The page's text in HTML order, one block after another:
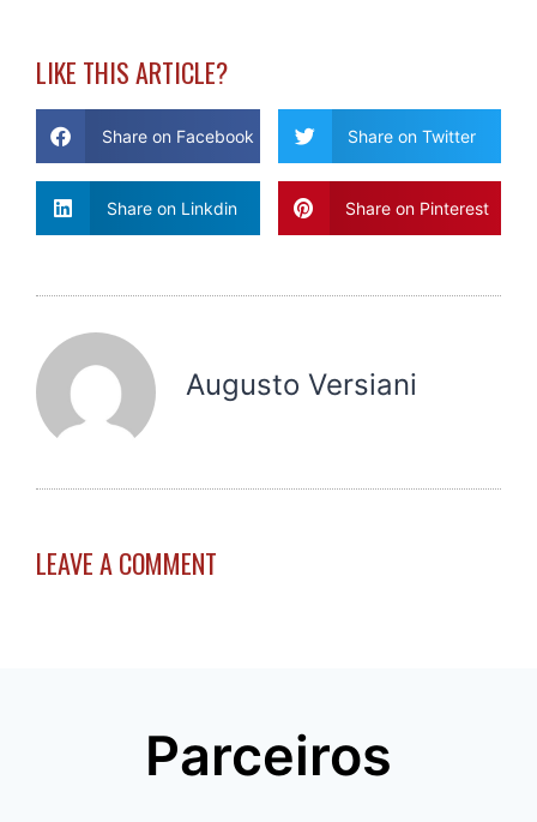
LIKE THIS ARTICLE?
Share on Facebook Share on Twitter
Share on Linkdin Share on Pinterest
Augusto Versiani
LEAVE A COMMENT
Parceiros